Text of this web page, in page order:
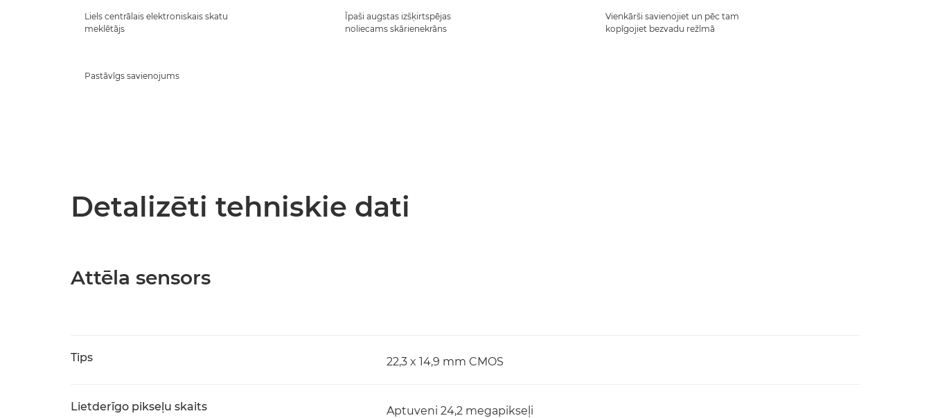
Liels centrālais elektroniskais skatu
meklētājs
Īpaši augstas izšķirtspējas
noliecams skārienekrāns
Vienkārši savienojiet un pēc tam
kopīgojiet bezvadu režīmā
Pastāvīgs savienojums
Detalizēti tehniskie dati
Attēla sensors
Tips 22,3 x 14,9 mm CMOS
Lietderīgo pikseļu skaits Aptuveni 24,2 megapikseļi